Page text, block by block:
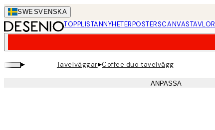
Skip
to
main
SWESVENSKA
TOPPLISTANNYHETERPOSTERSCANVASTAVLOR
▸ Tavelväggar▸Coffee duo tavelvägg
ANPASSA